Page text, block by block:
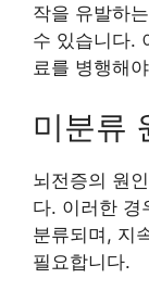
작을 유발하
수 있습니다.
료를 병행해
미분류
뇌전증의 원
다. 이러한 경
분류되며, 지
필요합니다.